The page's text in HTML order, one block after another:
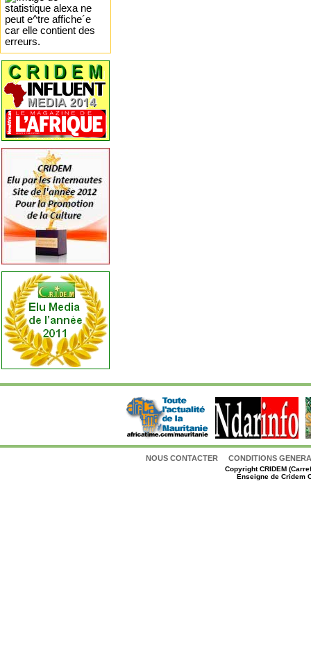
NOUS CONTACTER CONDITIONS
CopyrightCRIDEM
Enseigne de Cridem